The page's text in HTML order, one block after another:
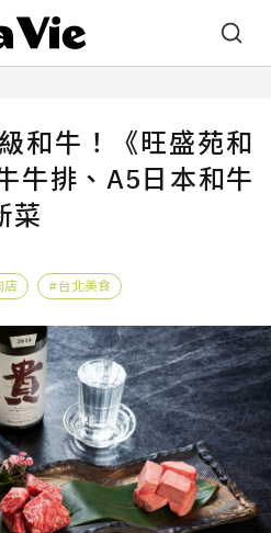
和牛！《旺盛苑和
牛排、A5日本和牛
菜
店 台北美食